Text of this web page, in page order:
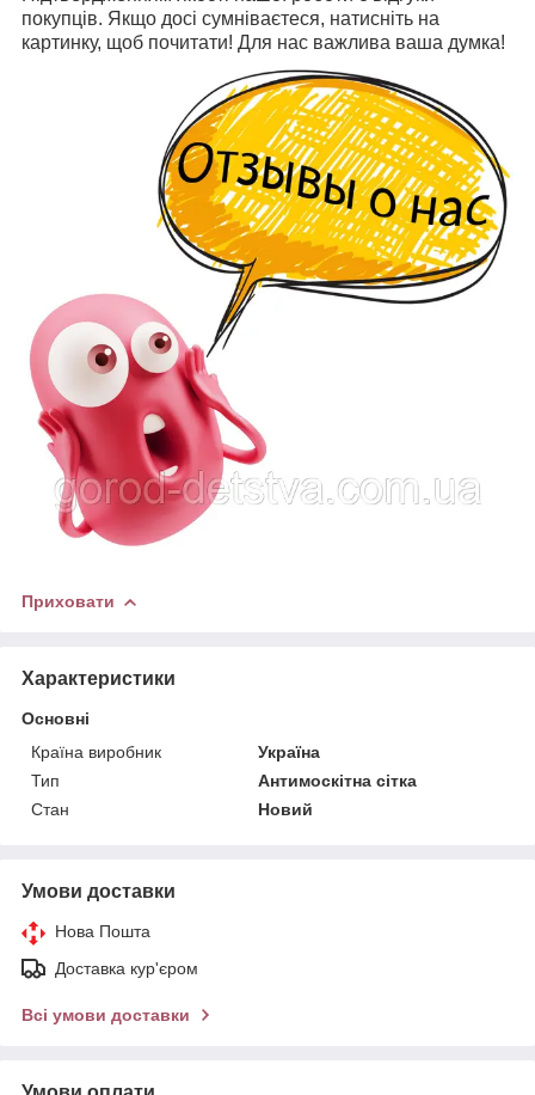
покупців. Якщо досі сумніваєтеся, натисніть на
картинку, щоб почитати! Для нас важлива ваша думка!
Приховати
Характеристики
Основні
Країна виробник
Україна
Тип
Антимоскітна сітка
Стан
Новий
Умови доставки
Нова Пошта
Доставка кур'єром
Всі умови доставки